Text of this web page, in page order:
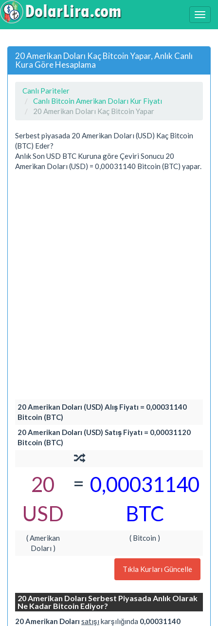
20 Amerikan Doları Kaç Bitcoin Yapar, Anlık Canlı
Kura Göre Hesaplama
Canlı Pariteler
Canlı Bitcoin Amerikan Doları Kur Fiyatı
20 Amerikan Doları Kaç Bitcoin Yapar
Serbest piyasada 20 Amerikan Doları (USD) Kaç Bitcoin
(BTC) Eder?
Anlık Son USD BTC Kuruna göre Çeviri Sonucu 20
Amerikan Doları (USD) = 0,00031140 Bitcoin (BTC) yapar.
20 Amerikan Doları (USD) Alış Fiyatı = 0,00031140
Bitcoin (BTC)
20 Amerikan Doları (USD) Satış Fiyatı = 0,00031120
Bitcoin (BTC)
20
USD
= 0,00031140
BTC
( Amerikan
Doları )
( Bitcoin )
Tıkla Kurları Güncelle
20 Amerikan Doları Serbest Piyasada Anlık Olarak
Ne Kadar Bitcoin Ediyor?
20 Amerikan Doları satışı karşılığında 0,00031140